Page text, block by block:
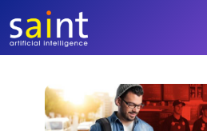
contenido